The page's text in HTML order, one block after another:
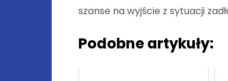
szanse na wyjście z sytuacji
Podobne artykuły: